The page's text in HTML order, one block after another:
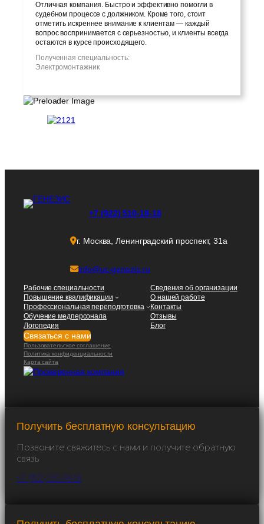
Отличная компания. Быстро и эффективно помогли в
судебном процессе с должником. Кроме того, стоит
отметить искреннее внимание к клиентам — каждый
вопрос воспринимается с серьезностью, и клиенты всегда
остаются в курсе происходящего.
Полученная специальность:
Электромонтажник
+7 (922) 510-18-18
г. Москва, Ленинградский проспект, 31а
info@uc-genezis.ru
Рабочие специальности
Повышение квалификации
Профессиональная переподготовка
Обучение медперсонала
Логопедия
Сведения об организации
О нашей работе
Контакты
Отзывы
Блог
Связаться с нами
Пользовательское соглашение
Политика конфиденциальности
Карта сайта
Получить бесплатную консультацию
Позвоните свяжитесь с нами и получите обратную
связь
+7 (922) 510-18-18